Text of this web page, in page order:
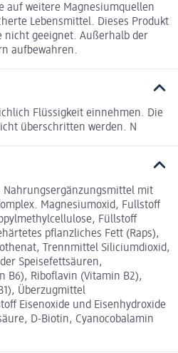
auf weitere Magnesiumquellen
Lebensmittel. Dieses Produkt
nicht geeignet. Außerhalb der
aufbewahren.
Flüssigkeit einnehmen. Die
überschritten werden. N
Nahrungsergänzungsmittel mit
Magnesiumoxid, Fullstoff
Füllstoff
pflanzliches Fett (Raps),
Trennmittel Siliciumdioxid,
Speisefettsäuren,
B6), Riboflavin (Vitamin B2),
Überzugmittel
Eisenoxide und Eisenhydroxide
D-Biotin, Cyanocobalamin